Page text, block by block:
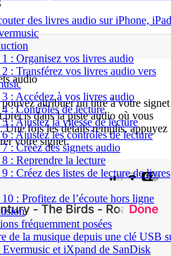
des livres audio sur iPhone,
1 : Organisez vos livres audio
2 : Transférez vos livres audio vers
3 : Accédez à vos livres audio
4 : Contrôles de lecture
: Ajustez la vitesse de lecture
6 : Ajustez les contrôles de lecture
: Créez des signets audio
8 : Reprendre la lecture
: Créez des listes de lecture de livres
10 : Profitez de l’écoute hors ligne
fréquemment posées
de la musique depuis une clé USB
Evermusic et iXpand de SanDisk
audio
attribuer un titre à votre signet
précis dans la piste audio où vous
Une fois les détails remplis, appuyez
votre signet.